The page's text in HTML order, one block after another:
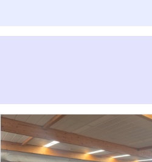
Image
de
couverture